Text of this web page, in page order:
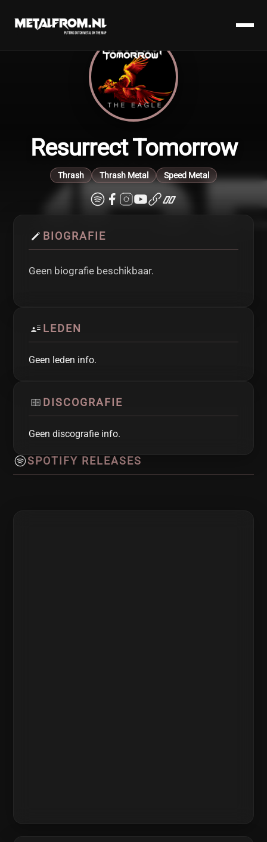
Resurrect Tomorrow
Thrash Thrash Metal Speed Metal
BIOGRAFIE
Geen biografie beschikbaar.
LEDEN
Geen leden info.
DISCOGRAFIE
Geen discografie info.
SPOTIFY RELEASES